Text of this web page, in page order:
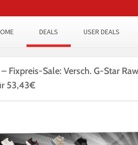
DEALS USER DEALS
Fixpreis-Sale: Versch. G-Star
53,43€